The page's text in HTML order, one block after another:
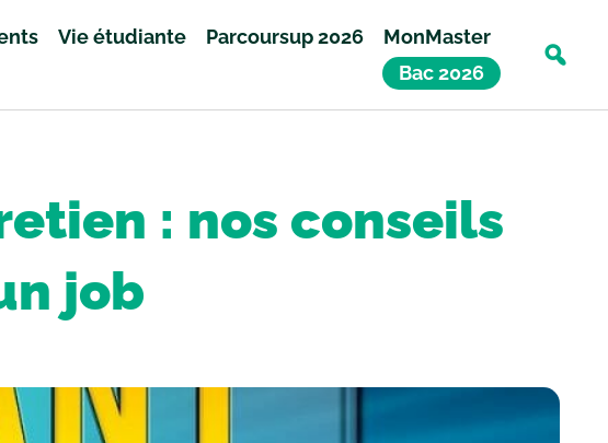
Vie étudiante Parcoursup 2026
MonMaster
Bac 2026
: nos conseils
job